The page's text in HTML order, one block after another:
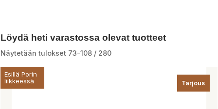
Löydä heti varastossa olevat tuotteet
Näytetään tulokset 73-108 / 280
Esillä Porin
liikkeessä
Tarjous